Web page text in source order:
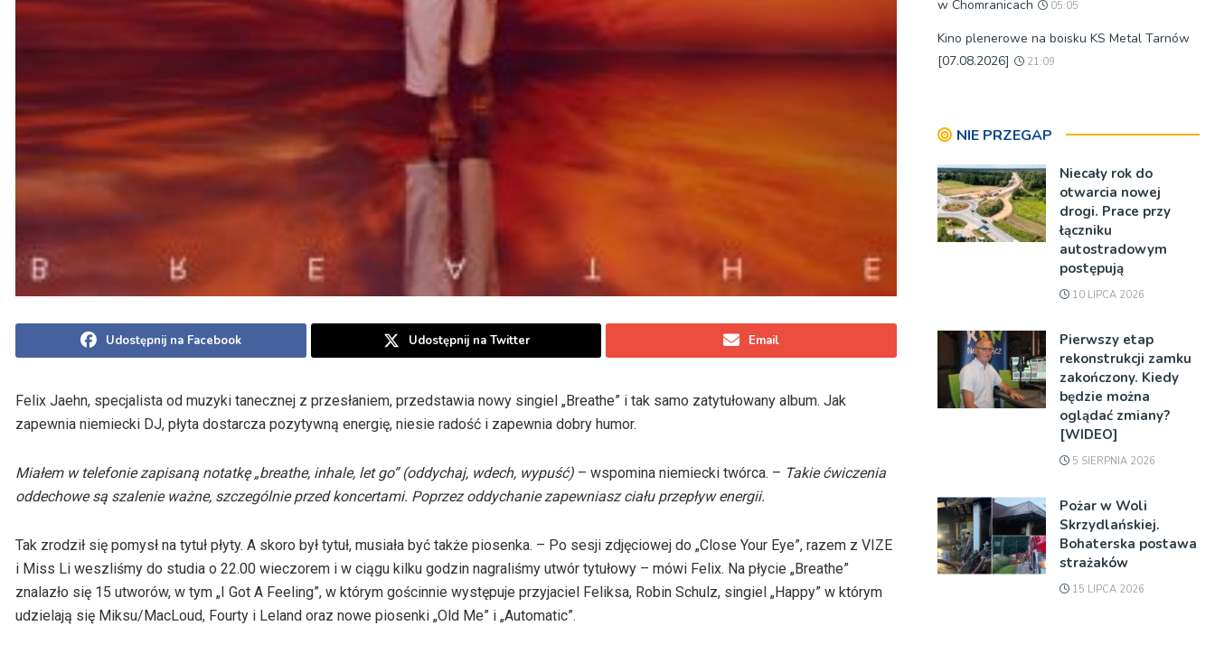
Udostępnij na Facebook Udostępnij na Twitter Email
Felix Jaehn, specjalista od muzyki tanecznej z przesłaniem, przedstawia nowy singiel „Breathe” i tak samo zatytułowany album. Jak
zapewnia niemiecki DJ, płyta dostarcza pozytywną energię, niesie radość i zapewnia dobry humor.
Miałem w telefonie zapisaną notatkę „breathe, inhale, let go” (oddychaj, wdech, wypuść) – wspomina niemiecki twórca. – Takie ćwiczenia
oddechowe są szalenie ważne, szczególnie przed koncertami. Poprzez oddychanie zapewniasz ciału przepływ energii.
Tak zrodził się pomysł na tytuł płyty. A skoro był tytuł, musiała być także piosenka. – Po sesji zdjęciowej do „Close Your Eye”, razem z VIZE
i Miss Li weszliśmy do studia o 22.00 wieczorem i w ciągu kilku godzin nagraliśmy utwór tytułowy – mówi Felix. Na płycie „Breathe”
znalazło się 15 utworów, w tym „I Got A Feeling”, w którym gościnnie występuje przyjaciel Feliksa, Robin Schulz, singiel „Happy” w którym
udzielają się Miksu/MacLoud, Fourty i Leland oraz nowe piosenki „Old Me” i „Automatic”.
w Chomranicach
05:05
Kino plenerowe na boisku KS Metal Tarnów
[07.08.2026]
21:09
NIE PRZEGAP
Niecały rok do
otwarcia nowej
drogi. Prace przy
łączniku
autostradowym
postępują
10 LIPCA 2026
Pierwszy etap
rekonstrukcji zamku
zakończony. Kiedy
będzie można
oglądać zmiany?
[WIDEO]
5 SIERPNIA 2026
Pożar w Woli
Skrzydlańskiej.
Bohaterska postawa
strażaków
15 LIPCA 2026